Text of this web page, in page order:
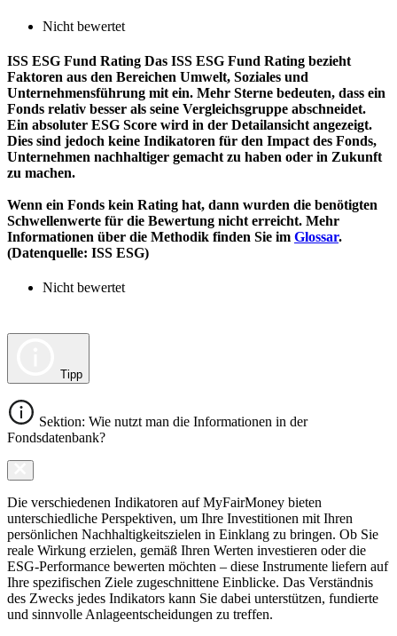
Nicht bewertet
ISS ESG Fund Rating Das ISS ESG Fund Rating bezieht
Faktoren aus den Bereichen Umwelt, Soziales und
Unternehmensführung mit ein. Mehr Sterne bedeuten, dass ein
Fonds relativ besser als seine Vergleichsgruppe abschneidet.
Ein absoluter ESG Score wird in der Detailansicht angezeigt.
Dies sind jedoch keine Indikatoren für den Impact des Fonds,
Unternehmen nachhaltiger gemacht zu haben oder in Zukunft
zu machen.
Wenn ein Fonds kein Rating hat, dann wurden die benötigten
Schwellenwerte für die Bewertung nicht erreicht. Mehr
Informationen über die Methodik finden Sie im Glossar.
(Datenquelle: ISS ESG)
Nicht bewertet
Tipp
Sektion: Wie nutzt man die Informationen in der
Fondsdatenbank?
Die verschiedenen Indikatoren auf MyFairMoney bieten
unterschiedliche Perspektiven, um Ihre Investitionen mit Ihren
persönlichen Nachhaltigkeitszielen in Einklang zu bringen. Ob Sie
reale Wirkung erzielen, gemäß Ihren Werten investieren oder die
ESG-Performance bewerten möchten – diese Instrumente liefern auf
Ihre spezifischen Ziele zugeschnittene Einblicke. Das Verständnis
des Zwecks jedes Indikators kann Sie dabei unterstützen, fundierte
und sinnvolle Anlageentscheidungen zu treffen.